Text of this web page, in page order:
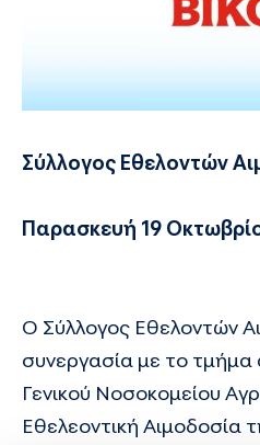
Σύλλογος Εθελοντών
Παρασκευή 19
Ο Σύλλογος Εθελοντών
συνεργασία με το τμήμα
Γενικού Νοσοκομείου
Εθελεοντική Αιμοδοσία